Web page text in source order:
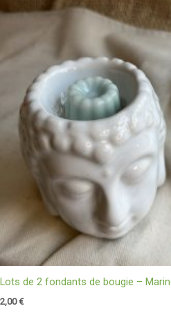
Lots de 2 fondants de bougie –
2,00€